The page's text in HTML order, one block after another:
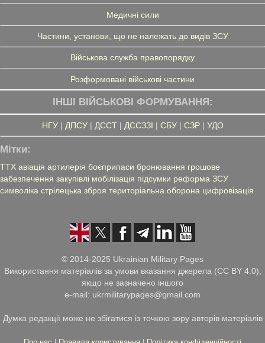
Медичні сили
Частини, установи, що не належать до видів ЗСУ
Військова служба правопорядку
Розформовані військові частини
ІНШІ ВІЙСЬКОВІ ФОРМУВАННЯ:
НГУ| ДПСУ| ДССТ| ДССЗЗІ | СБУ| СЗР| УДО
Мітки:
ТТХ авіація артилерія боєприпаси бронювання грошове
забезпечення закупівлі мобілізація підсумки реформа ЗСУ
символіка стрілецька зброя територіальна оборона цифровізація
© 2014-2025 Ukrainian Military Pages
Використання матеріалів за умови вказання джерела (CC BY 4.0),
якщо не зазначено іншого
e-mail: ukrmilitarypages@gmail.com
Думка редакції може не збігатися із точкою зору авторів матеріалів